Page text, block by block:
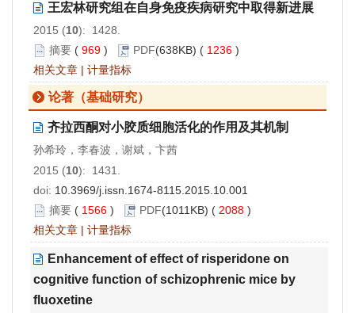
王宏林研究组在自身免疫疾病研究中取得新进展
2015 (10): 1428.
摘要 ( 969 ) PDF(638KB) ( 1236 )
相关文章 | 计量指标
论著（基础研究）
齐拉西酮对小胶质细胞活化的作用及其机制
孙希玲，李春波，谢斌，卞茜
2015 (10): 1431.
doi: 10.3969/j.issn.1674-8115.2015.10.001
摘要 ( 1566 ) PDF(1011KB) ( 2088 )
相关文章 | 计量指标
Enhancement of effect of risperidone on
cognitive function of schizophrenic mice by
fluoxetine